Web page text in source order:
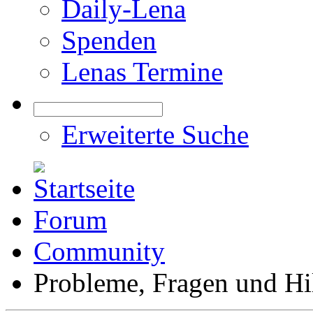
Daily-Lena
Spenden
Lenas Termine
Erweiterte Suche
Forum
Community
Probleme, Fragen und